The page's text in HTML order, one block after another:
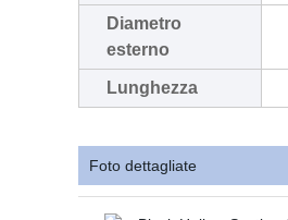
Diametro
esterno
Lunghezza
Foto dettagliate